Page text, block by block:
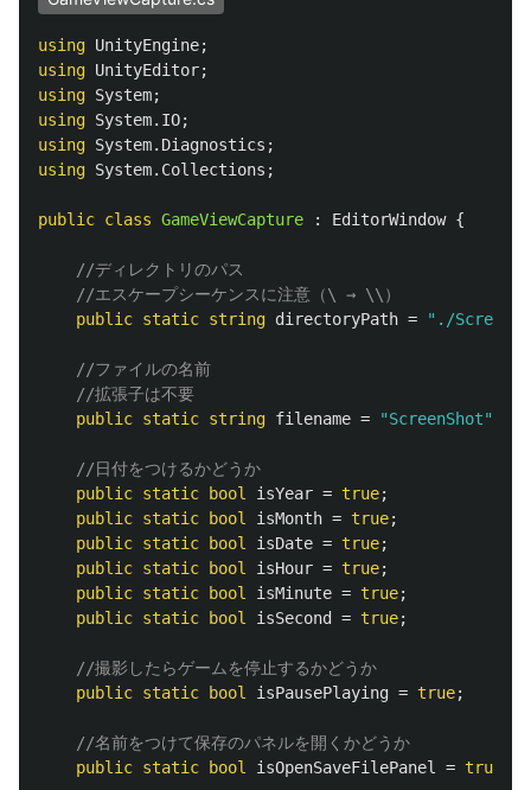
using UnityEngine;
using UnityEditor;
using System;
using System.IO;
using System.Diagnostics ;
using System.Collections ;
public class GameViewCapture : EditorWindow {
//ディレクトリのパス
//エスケープシーケンスに注意（\ → \\）
public static string directoryPath = "./
//ファイルの名前
//拡張子は不要
public static string filename = "ScreenShot"
//日付をつけるかどうか
public static bool isYear = true;
public static bool isMonth = true;
public static bool isDate = true;
public static bool isHour = true;
public static bool isMinute = true;
public static bool isSecond = true;
//撮影したらゲームを停止するかどうか
public static bool isPausePlaying = true;
//名前をつけて保存のパネルを開くかどうか
public static bool isOpenSaveFilePanel = true